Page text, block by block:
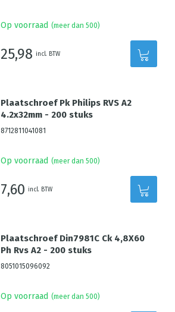
Op voorraad (meer dan 500)
25,98 incl. BTW
Plaatschroef Pk Philips RVS A2
4.2x32mm - 200 stuks
8712811041081
Op voorraad (meer dan 500)
7,60 incl. BTW
Plaatschroef Din7981C Ck 4,8X60
Ph Rvs A2 - 200 stuks
8051015096092
Op voorraad (meer dan 500)